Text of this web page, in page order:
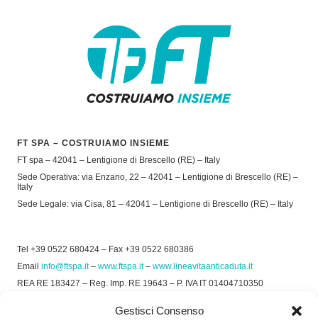
Gestisci Consenso
FT SPA – COSTRUIAMO INSIEME
FT spa – 42041 – Lentigione di Brescello (RE) – Italy
Sede Operativa: via Enzano, 22 – 42041 – Lentigione di Brescello (RE) –
Italy
Sede Legale: via Cisa, 81 – 42041 – Lentigione di Brescello (RE) – Italy
Tel +39 0522 680424 – Fax +39 0522 680386
Email info@ftspa.it– www.ftspa.it– www.lineavitaanticaduta.it
REA RE 183427 – Reg. Imp. RE 19643 – P. IVA IT 01404710350
Privacy Policy–Cookie Policy